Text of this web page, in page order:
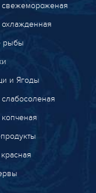
рыбы
и Ягоды